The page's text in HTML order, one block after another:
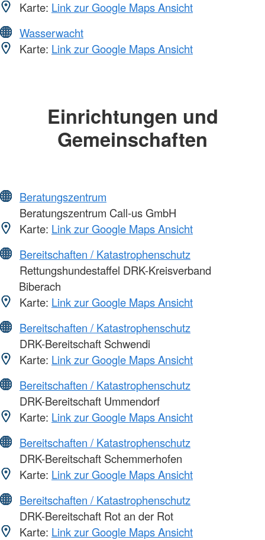
Karte: Link zur Google Maps Ansicht
Wasserwacht
Karte: Link zur Google Maps Ansicht
Einrichtungen und
Gemeinschaften
Beratungszentrum
Beratungszentrum Call-us GmbH
Karte: Link zur Google Maps Ansicht
Bereitschaften / Katastrophenschutz
Rettungshundestaffel DRK-Kreisverband
Biberach
Karte: Link zur Google Maps Ansicht
Bereitschaften / Katastrophenschutz
DRK-Bereitschaft Schwendi
Karte: Link zur Google Maps Ansicht
Bereitschaften / Katastrophenschutz
DRK-Bereitschaft Ummendorf
Karte: Link zur Google Maps Ansicht
Bereitschaften / Katastrophenschutz
DRK-Bereitschaft Schemmerhofen
Karte: Link zur Google Maps Ansicht
Bereitschaften / Katastrophenschutz
DRK-Bereitschaft Rot an der Rot
Karte: Link zur Google Maps Ansicht